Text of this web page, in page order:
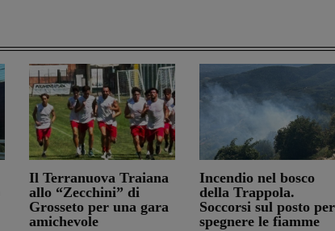
Il Terranuova Traiana
allo “Zecchini” di
Grosseto per una gara
amichevole
Incendio nel bosco
della Trappola.
Soccorsi sul posto per
spegnere le fiamme